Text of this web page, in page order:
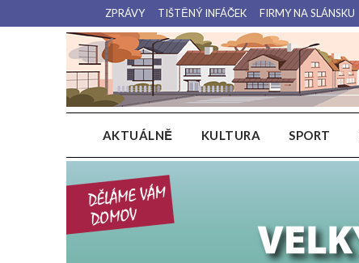
na
ZPRÁVY TIŠTĚNÝ INFÁČEK FIRMY NA SLÁNSKU
AKTUÁLNĚ KULTURA SPORT